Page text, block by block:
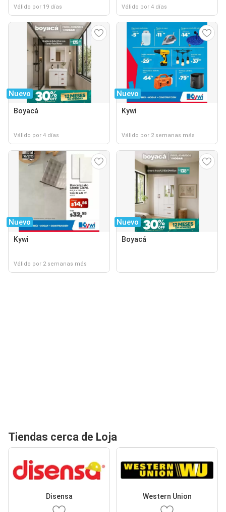
Válido por 19 días Válido por 4 días
Nuevo
Boyacá
Válido por 4 días
Nuevo
Kywi
Válido por 2 semanas más
Nuevo
Kywi
Válido por 2 semanas más
Nuevo
Boyacá
Tiendas cerca de Loja
Disensa Western Union